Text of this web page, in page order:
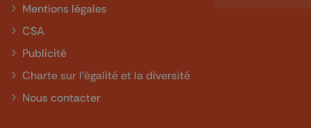
Mentions légales
CSA
Publicité
Charte sur l'égalité et la diversité
Nous contacter